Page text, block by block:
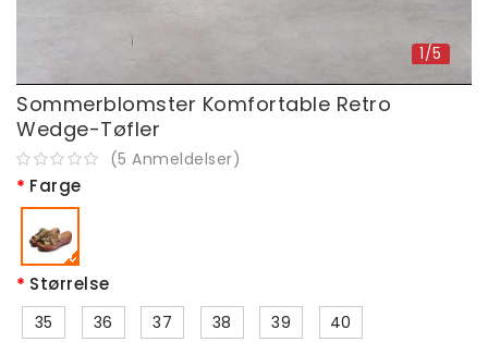
1/5
Sommerblomster Komfortable Retro
Wedge-Tøfler
(5 Anmeldelser)
Farge
Størrelse
35 36 37 38 39 40